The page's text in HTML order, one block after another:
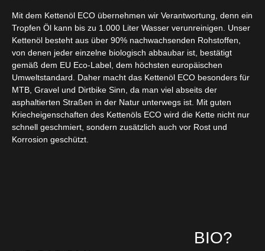
Mit dem Kettenöl ECO übernehmen wir Verantwortung, denn ein
Tropfen Öl kann bis zu 1.000 Liter Wasser verunreinigen. Unser
Kettenöl besteht aus über 90% nachwachsenden Rohstoffen,
von denen jeder einzelne biologisch abbaubar ist, bestätigt
gemäß dem EU Eco-Label, dem höchsten europäischen
Umweltstandard. Daher macht das Kettenöl ECO besonders für
MTB, Gravel und Dirtbike Sinn, da man viel abseits der
asphaltierten Straßen in der Natur unterwegs ist. Mit guten
Kriecheigenschaften des Kettenöls ECO wird die Kette nicht nur
schnell geschmiert, sondern zusätzlich auch vor Rost und
Korrosion geschützt.
BIO?